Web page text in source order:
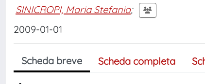
SINICROPI, Maria Stefania;
2009-01-01
Scheda breve Scheda completa